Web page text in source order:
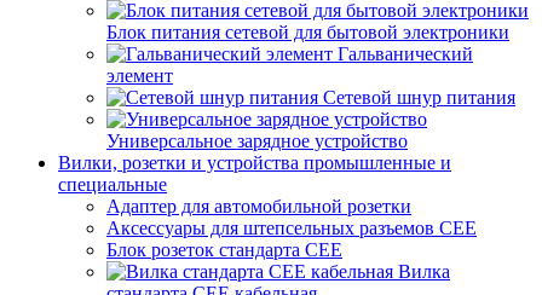
Блок питания сетевой для бытовой электроники
Гальванический
элемент
Сетевой шнур питания
Универсальное зарядное устройство
Вилки, розетки и устройства промышленные и
специальные
Адаптер для автомобильной розетки
Аксессуары для штепсельных разъемов CEE
Блок розеток стандарта CEE
Вилка